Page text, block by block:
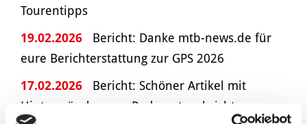
Tourentipps
19.02.2026
Bericht: Danke mtb-news.de für
eure Berichterstattung zur GPS 2026
17.02.2026
Bericht: Schöner Artikel mit
Hintergründen von Radsportnachrichten.com.